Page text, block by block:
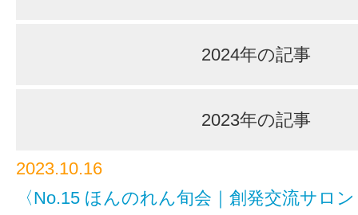
2024年の記事
2023年の記事
2023.10.16
〈No.15 ほんのれん旬会｜創発交流サロ